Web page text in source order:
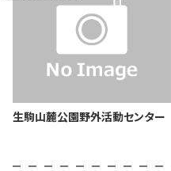
生駒山麓公園野外活動センター